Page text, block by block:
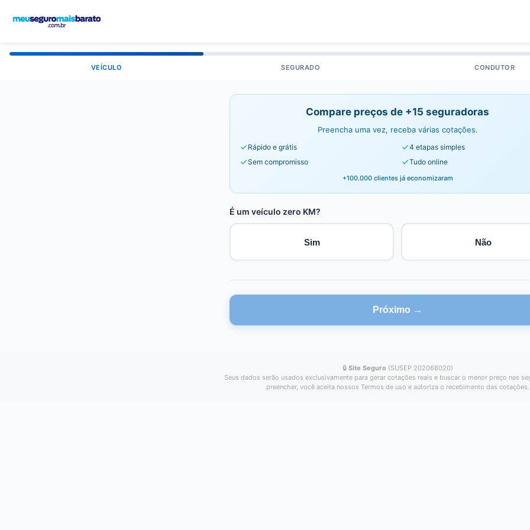
VEÍCULO SEGURADO CONDUTOR
Compare preços de +15 seguradoras
Preencha uma vez, receba várias cotações.
Rápido e grátis
4 etapas simples
Sem compromisso
Tudo online
+100.000 clientes já economizaram
É um veículo zero KM?
Sim Não
Próximo →
🔒 Site Seguro (SUSEP 202068020)
Seus dados serão usados exclusivamente para gerar cotações reais e buscar o menor preço nas
preencher, você aceita nossos Termos de uso e autoriza o recebimento das cotações.